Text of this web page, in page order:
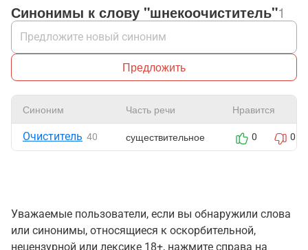
Синонимы к слову "шнекоочиститель"1
Предложить
Синоним Часть речи Нравится
Очиститель 40 существительное 0 0
Уважаемые пользователи, если вы обнаружили слова
или синонимы, относящиеся к оскорбительной,
нецензурной или лексике 18+, нажмите справа на